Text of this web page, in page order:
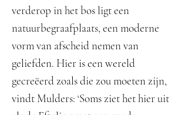
verderop in het bos ligt een
natuurbegraafplaats, een moderne
vorm van afscheid nemen van
geliefden. Hier is een wereld
gecreëerd zoals die zou moeten zijn,
vindt Mulders: ‘Soms ziet het hier uit